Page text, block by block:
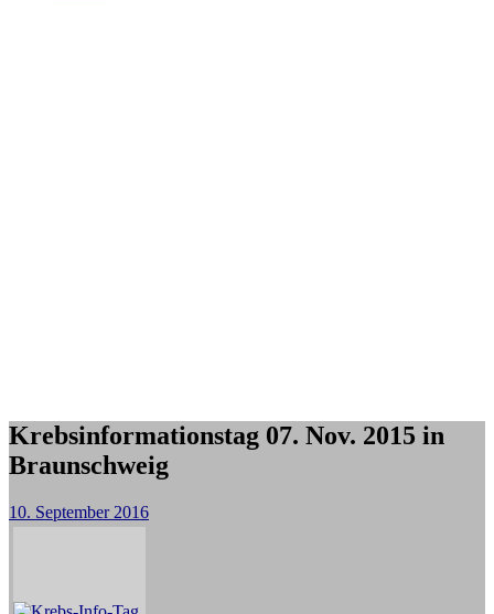
Krebsinformationstag 07. Nov. 2015 in
Braunschweig
10. September 2016